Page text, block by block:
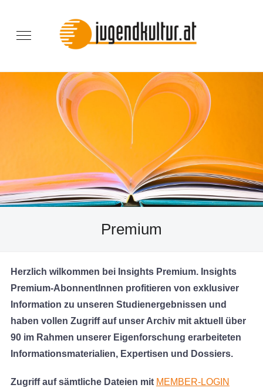
Premium
Herzlich wilkommen bei Insights Premium. Insights
Premium-AbonnentInnen profitieren von exklusiver
Information zu unseren Studienergebnissen und
haben vollen Zugriff auf unser Archiv mit aktuell über
90 im Rahmen unserer Eigenforschung erarbeiteten
Informationsmaterialien, Expertisen und Dossiers.
Zugriff auf sämtliche Dateien mit MEMBER-LOGIN